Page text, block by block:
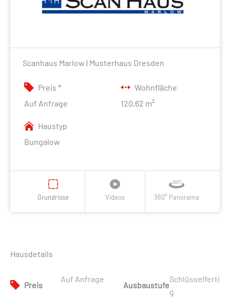
Scanhaus Marlow | Musterhaus Dresden
Preis *
Auf Anfrage
Wohnfläche
120,62 m²
Haustyp
Bungalow
Grundrisse Videos 360° Panorama
Hausdetails
Preis
Auf Anfrage
Ausbaustufe
Schlüsselferti
g